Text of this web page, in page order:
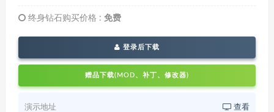
终身钻石购买价格 : 免费
登录后下载
赠品下载(MOD、补丁、修改器)
演示地址 查看